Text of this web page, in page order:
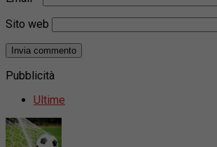
Sito web
Pubblicità
Ultime